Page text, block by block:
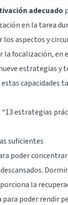
adecuado
en la tarea
los aspectos y
focalización, en
estrategias y
capacidades
“13 estrategias
suficientes
poder
.
la
para poder rendir